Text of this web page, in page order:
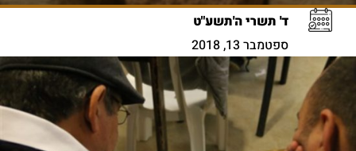
ד' תשרי ה'תשע"ט
ספטמבר 13, 2018